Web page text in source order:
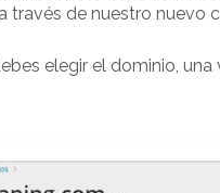
través de nuestro
elegir el dominio,